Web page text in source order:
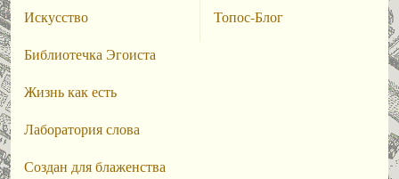
Искусство
Библиотечка Эгоиста
Жизнь как есть
Лаборатория слова
Создан для блаженства
Топос-Блог